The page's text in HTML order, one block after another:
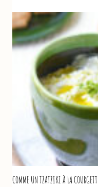
COMME UN TZATZIKI À LA